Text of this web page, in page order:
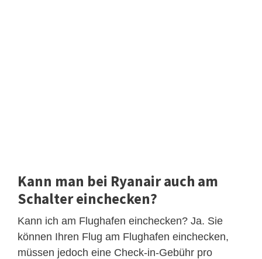
Kann man bei Ryanair auch am
Schalter einchecken?
Kann ich am Flughafen einchecken? Ja. Sie
können Ihren Flug am Flughafen einchecken,
müssen jedoch eine Check-in-Gebühr pro